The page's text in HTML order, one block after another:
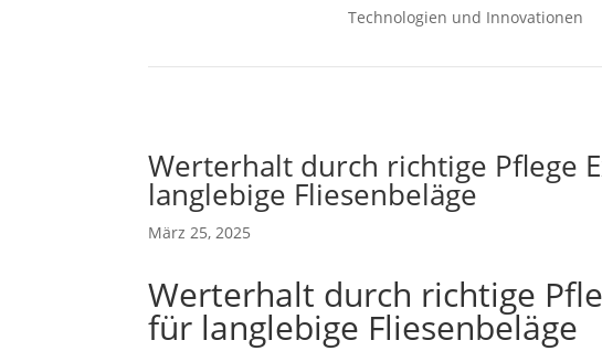
Technologien und Innovationen
Werterhalt durch richtige Pflege
langlebige Fliesenbeläge
März 25, 2025
Werterhalt durch richtige
für langlebige Fliesenbeläge